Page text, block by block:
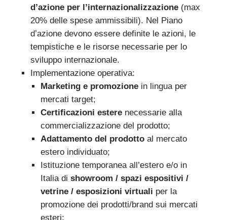
d’azione per l’internazionalizzazione(max
20% delle spese ammissibili). Nel Piano
d’azione devono essere definite le azioni, le
tempistiche e le risorse necessarie per lo
sviluppo internazionale.
Implementazione operativa:
Marketing e promozione in lingua per
mercati target;
Certificazioni esterenecessarie alla
commercializzazione del prodotto;
Adattamento del prodottoal mercato
estero individuato;
Istituzione temporanea all’estero e/o in
Italia di showroom / spazi espositivi /
vetrine / esposizioni virtuali per la
promozione dei prodotti/brand sui mercati
esteri;